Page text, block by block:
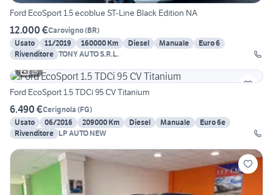
Ford EcoSport 1.5 ecoblue ST-Line Black Edition NA
12.000 €Carovigno(BR)
Usato
11/2019 160000 Km Diesel Manuale
Euro 6
Rivenditore TONY AUTO S.R.L.
15
Ford EcoSport 1.5 TDCi 95 CV Titanium
6.490 €Cerignola (FG)
Usato
06/2016 209000 Km Diesel Manuale
Euro 6e
Rivenditore LP AUTO NEW